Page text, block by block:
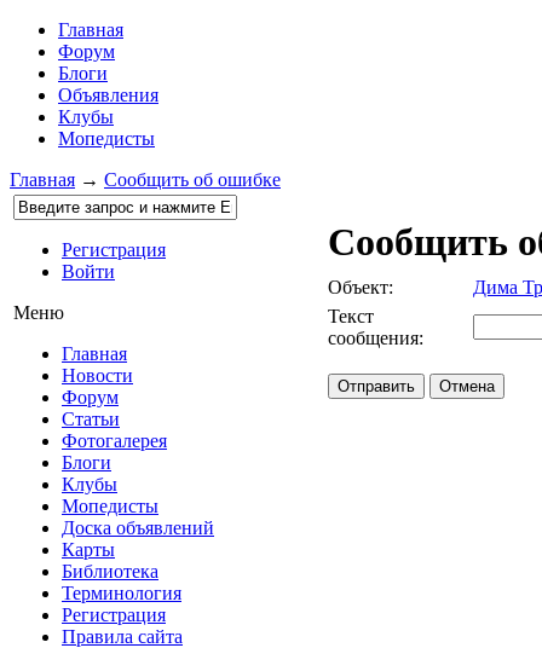
Главная
Форум
Блоги
Объявления
Клубы
Мопедисты
Главная → Сообщить об ошибке
Регистрация
Войти
Меню
Главная
Новости
Форум
Статьи
Фотогалерея
Блоги
Клубы
Мопедисты
Доска объявлений
Карты
Библиотека
Терминология
Регистрация
Правила сайта
Сообщить
Объект:
Дима
Текст
сообщения: